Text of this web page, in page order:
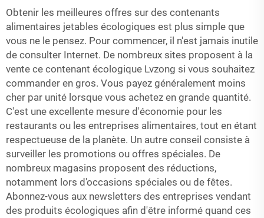
Obtenir les meilleures offres sur des contenants
alimentaires jetables écologiques est plus simple que
vous ne le pensez. Pour commencer, il n'est jamais inutile
de consulter Internet. De nombreux sites proposent à la
vente ce contenant écologique Lvzong si vous souhaitez
commander en gros. Vous payez généralement moins
cher par unité lorsque vous achetez en grande quantité.
C'est une excellente mesure d'économie pour les
restaurants ou les entreprises alimentaires, tout en étant
respectueuse de la planète. Un autre conseil consiste à
surveiller les promotions ou offres spéciales. De
nombreux magasins proposent des réductions,
notamment lors d'occasions spéciales ou de fêtes.
Abonnez-vous aux newsletters des entreprises vendant
des produits écologiques afin d'être informé quand ces